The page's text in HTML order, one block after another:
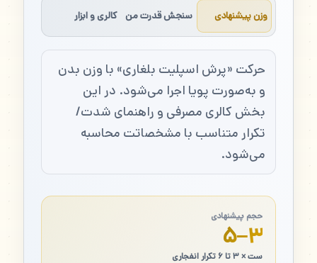
وزن پیشنهادی سنجش قدرت من کالری و ابزار
حرکت «پرش اسپلیت بلغاری» با وزن بدن
و به‌صورت پویا اجرا می‌شود. در این
بخش کالری مصرفی و راهنمای شدت/
تکرار متناسب با مشخصاتت محاسبه
می‌شود.
حجم پیشنهادی
۳–۵
ست × ۳ تا ۶ تکرار انفجاری